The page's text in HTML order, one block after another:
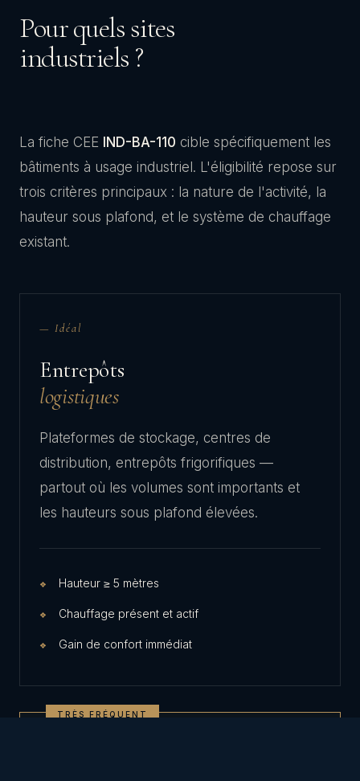
Pour quels sites
industriels ?
La fiche CEE IND-BA-110 cible spécifiquement les
bâtiments à usage industriel. L'éligibilité repose sur
trois critères principaux : la nature de l'activité, la
hauteur sous plafond, et le système de chauffage
existant.
— Idéal
Entrepôts
logistiques
Plateformes de stockage, centres de
distribution, entrepôts frigorifiques —
partout où les volumes sont importants et
les hauteurs sous plafond élevées.
Hauteur ≥ 5 mètres
Chauffage présent et actif
Gain de confort immédiat
TRÈS FRÉQUENT